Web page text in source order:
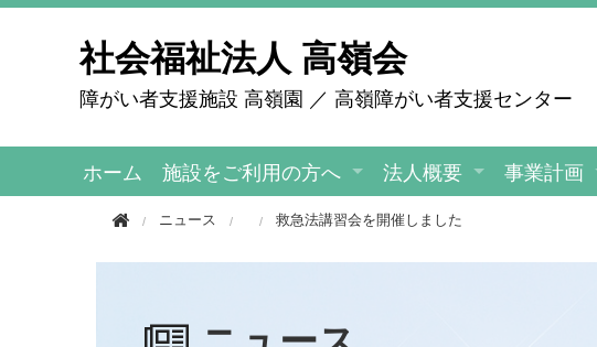
社会福祉法人 高嶺会
障がい者支援施設 高嶺園 ／ 高嶺障がい者支援センター
ホーム 施設をご利用の方へ 法人概要 事業計画
ニュース 救急法講習会を開催しました